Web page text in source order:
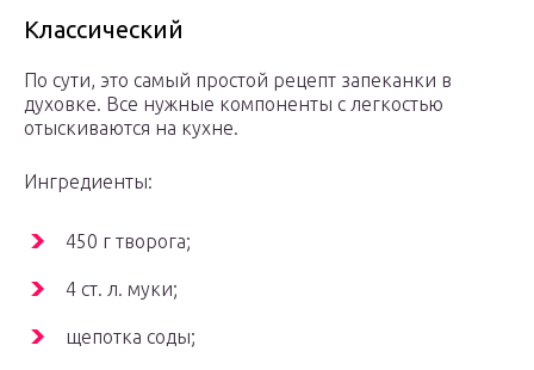
Классический
По сути, это самый простой рецепт запеканки в
духовке. Все нужные компоненты с легкостью
отыскиваются на кухне.
Ингредиенты:
450 г творога;
4 ст. л. муки;
щепотка соды;